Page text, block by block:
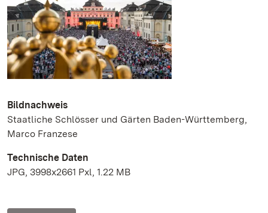
Bildnachweis
Staatliche Schlösser und Gärten Baden-Württemberg,
Marco Franzese
Technische Daten
JPG, 3998x2661 Pxl, 1.22 MB